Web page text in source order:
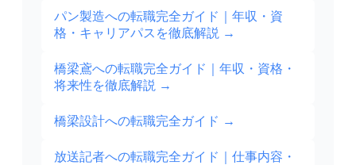
パン製造への転職完全ガイド｜年収・資
格・キャリアパスを徹底解説 →
橋梁鳶への転職完全ガイド｜年収・資格・
将来性を徹底解説 →
橋梁設計への転職完全ガイド →
放送記者への転職完全ガイド｜仕事内容・